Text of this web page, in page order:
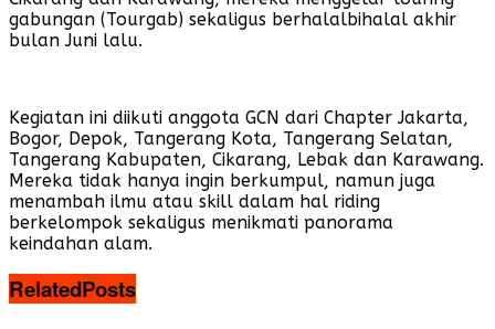
gabungan (Tourgab) sekaligus berhalalbihalal akhir
bulan Juni lalu.
Kegiatan ini diikuti anggota GCN dari Chapter Jakarta,
Bogor, Depok, Tangerang Kota, Tangerang Selatan,
Tangerang Kabupaten, Cikarang, Lebak dan Karawang.
Mereka tidak hanya ingin berkumpul, namun juga
menambah ilmu atau skill dalam hal riding
berkelompok sekaligus menikmati panorama
keindahan alam.
RelatedPosts